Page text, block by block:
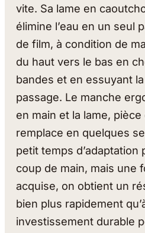
vite. Sa lame en
élimine l’eau en un seul
de film, à condition de
du haut vers le bas en
bandes et en essuyant
passage. Le manche
en main et la lame, pièce
remplace en quelques
petit temps d’adaptation
coup de main, mais une
acquise, on obtient un
bien plus rapidement
investissement durable